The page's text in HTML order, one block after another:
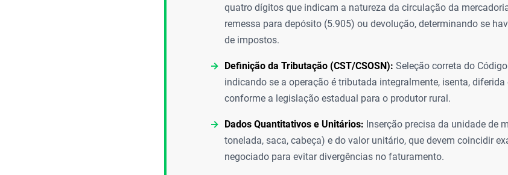
quatro dígitos que indicam a natureza da circulação da
remessa para depósito (5.905) ou devolução, determinando se
de impostos.
Definição da Tributação (CST/CSOSN): Seleção correta do
indicando se a operação é tributada integralmente, isenta, diferida
conforme a legislação estadual para o produtor rural.
Dados Quantitativos e Unitários: Inserção precisa da unidade de
tonelada, saca, cabeça) e do valor unitário, que devem coincidir
negociado para evitar divergências no faturamento.